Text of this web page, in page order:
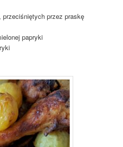
przez praskę
papryki